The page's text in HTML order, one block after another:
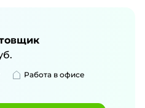
Работа в офисе